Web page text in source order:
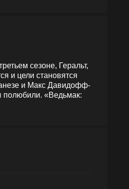
сезоне, Геральт,
и цели становятся
и Макс Давидофф-
полюбили. «Ведьмак: